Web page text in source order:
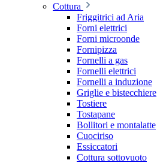
Cottura
Friggitrici ad Aria
Forni elettrici
Forni microonde
Fornipizza
Fornelli a gas
Fornelli elettrici
Fornelli a induzione
Griglie e bistecchiere
Tostiere
Tostapane
Bollitori e montalatte
Cuociriso
Essiccatori
Cottura sottovuoto